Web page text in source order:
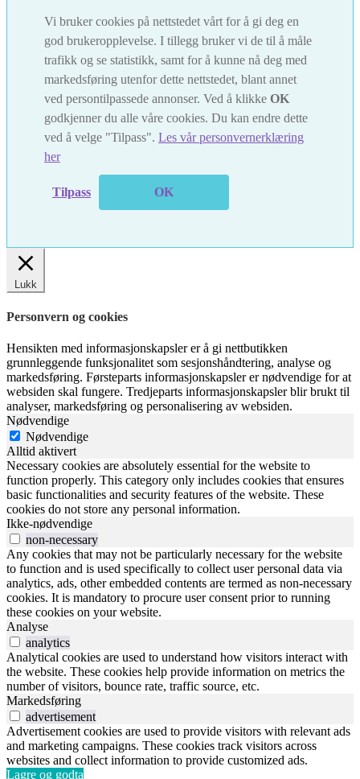
Vi bruker cookies på nettstedet vårt for å gi deg en
god brukeropplevelse. I tillegg bruker vi de til å måle
trafikk og se statistikk, samt for å kunne nå deg med
markedsføring utenfor dette nettstedet, blant annet
ved persontilpassede annonser. Ved å klikke OK
godkjenner du alle våre cookies. Du kan endre dette
ved å velge "Tilpass". Les vår personvernerklæring
her
Tilpass OK
Lukk
Personvern og cookies
Hensikten med informasjonskapsler er å gi nettbutikken
grunnleggende funksjonalitet som sesjonshåndtering, analyse og
markedsføring. Førsteparts informasjonskapsler er nødvendige for at
websiden skal fungere. Tredjeparts informasjonskapsler blir brukt til
analyser, markedsføring og personalisering av websiden.
Nødvendige
Nødvendige
Alltid aktivert
Necessary cookies are absolutely essential for the website to
function properly. This category only includes cookies that ensures
basic functionalities and security features of the website. These
cookies do not store any personal information.
Ikke-nødvendige
non-necessary
Any cookies that may not be particularly necessary for the website
to function and is used specifically to collect user personal data via
analytics, ads, other embedded contents are termed as non-necessary
cookies. It is mandatory to procure user consent prior to running
these cookies on your website.
Analyse
analytics
Analytical cookies are used to understand how visitors interact with
the website. These cookies help provide information on metrics the
number of visitors, bounce rate, traffic source, etc.
Markedsføring
advertisement
Advertisement cookies are used to provide visitors with relevant ads
and marketing campaigns. These cookies track visitors across
websites and collect information to provide customized ads.
Lagre og godta